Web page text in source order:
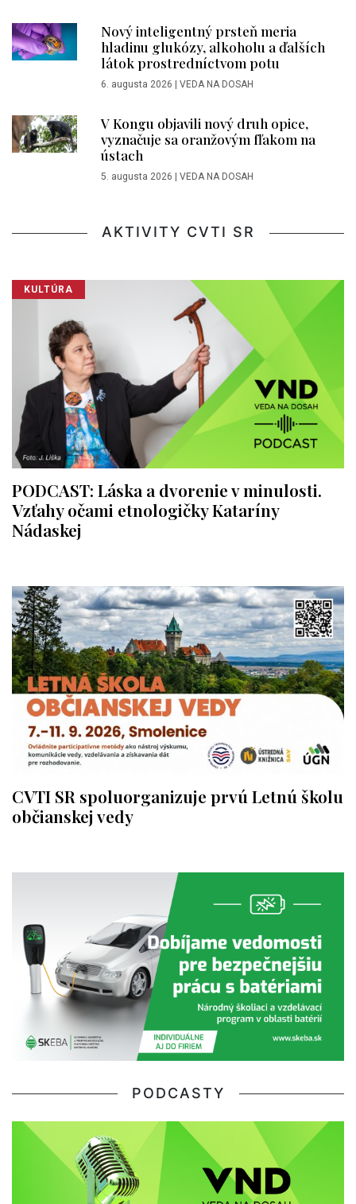
Nový inteligentný prsteň meria
hladinu glukózy, alkoholu a ďalších
látok prostredníctvom potu
6. augusta 2026 VEDA NA DOSAH
V Kongu objavili nový druh opice,
vyznačuje sa oranžovým fľakom na
ústach
5. augusta 2026 VEDA NA DOSAH
AKTIVITY CVTI SR
KULTÚRA
PODCAST: Láska a dvorenie v minulosti.
Vzťahy očami etnologičky Kataríny
Nádaskej
CVTI SR spoluorganizuje prvú Letnú školu
občianskej vedy
PODCASTY